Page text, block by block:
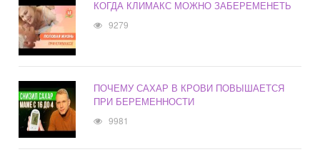
КОГДА КЛИМАКС МОЖНО ЗАБЕРЕМЕНЕТЬ
9279
ПОЧЕМУ САХАР В КРОВИ ПОВЫШАЕТСЯ
ПРИ БЕРЕМЕННОСТИ
9981